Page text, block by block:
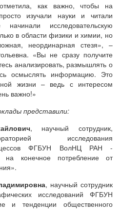
отметила, как важно, чтобы на
изучали науки и читали
исследовательскую
в области физики и химии, но
неординарная стезя», –
«Вы не сразу получите
анализировать, размышлять о
осмыслять информацию. Это
жизни – ведь с интересом
важно!»
представили:
, научный сотрудник,
исследования
ФГБУН ВолНЦ РАН -
на конечное потребление от
, научный сотрудник
исследований ФГБУН
тенденции общественного